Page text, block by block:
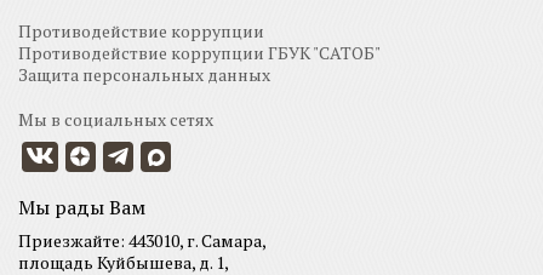
Противодействие коррупции
Противодействие коррупции ГБУК "САТОБ"
Защита персональных данных
Мы в социальных сетях
Мы рады Вам
Приезжайте: 443010, г. Самара,
площадь Куйбышева, д. 1,